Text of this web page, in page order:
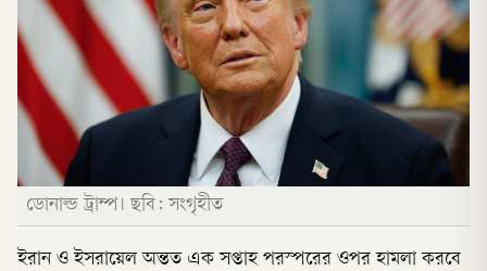
ডোনাল্ড ট্রাম্প। ছবি: সংগৃহীত
ইরান ও ইসরায়েল অন্তত এক সপ্তাহ পরস্পরের ওপর হামলা করবে